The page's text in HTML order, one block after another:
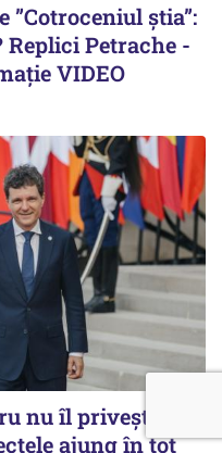
”Cotroceniul știa”:
Replici Petrache -
VIDEO
nu îl privește
ajung în tot